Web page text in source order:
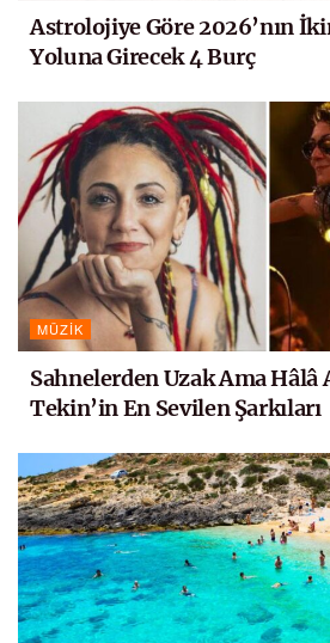
Astrolojiye Göre 2026’nın
Yoluna Girecek 4 Burç
MÜZIK
Sahnelerden Uzak Ama Hâlâ
Tekin’in En Sevilen Şarkıları